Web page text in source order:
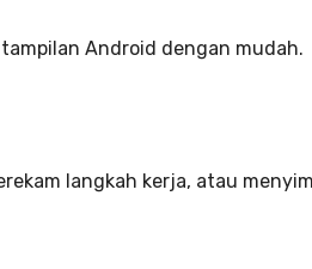
Android dengan mudah.
langkah kerja, atau